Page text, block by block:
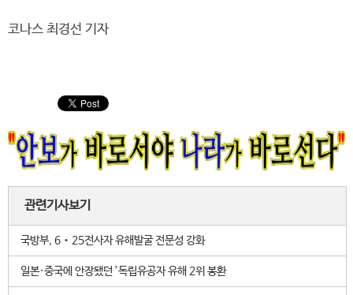
코나스 최경선 기자
관련기사보기
국방부, 6‧25전사자 유해발굴 전문성 강화
일본·중국에 안장됐던 ’독립유공자 유해 2위 봉환